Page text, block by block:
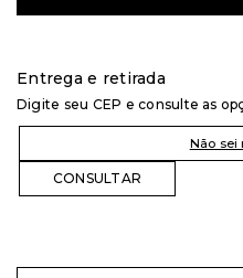
Entrega e retirada
Digite seu CEP e consulte as
Não sei